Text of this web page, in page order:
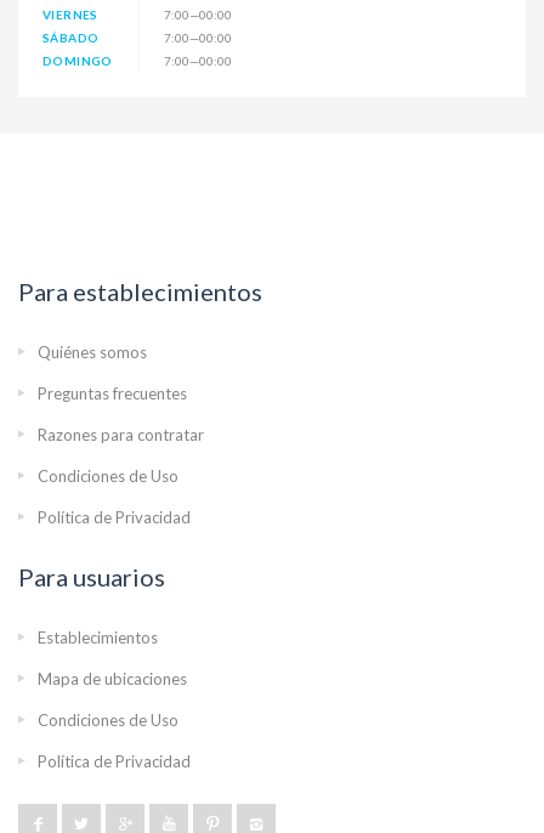
VIERNES
7:00—00:00
SÁBADO
7:00—00:00
DOMINGO
7:00—00:00
Para establecimientos
Quiénes somos
Preguntas frecuentes
Razones para contratar
Condiciones de Uso
Política de Privacidad
Para usuarios
Establecimientos
Mapa de ubicaciones
Condiciones de Uso
Política de Privacidad